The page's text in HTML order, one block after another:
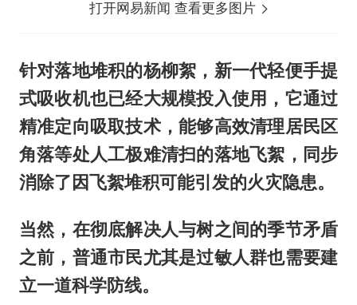
打开网易新闻 查看更多图片
针对落地堆积的杨柳絮，新一代轻便手提
式吸收机也已经大规模投入使用，它通过
精准定向吸取技术，能够高效清理居民区
角落等处人工极难清扫的落地飞絮，同步
消除了因飞絮堆积可能引发的火灾隐患。
当然，在彻底解决人与树之间的季节矛盾
之前，普通市民尤其是过敏人群也需要建
立一道科学防线。